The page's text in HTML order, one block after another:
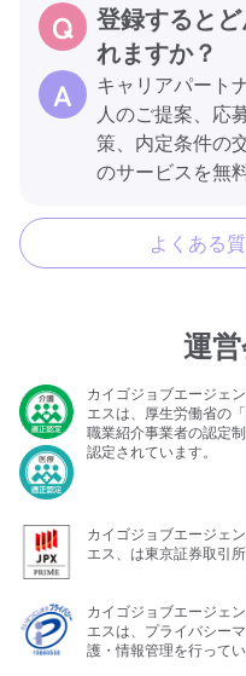
登録すると
れますか？
キャリアパート
人のご提案、応
策、内定条件の
のサービスを無
よくある
運
カイゴジョブエージェ
エスは、厚生労働省の
職業紹介事業者の認定
認定されています。
カイゴジョブエージェ
エス、は東京証券取引
カイゴジョブエージェ
エスは、プライバシー
護・情報管理を行ってい